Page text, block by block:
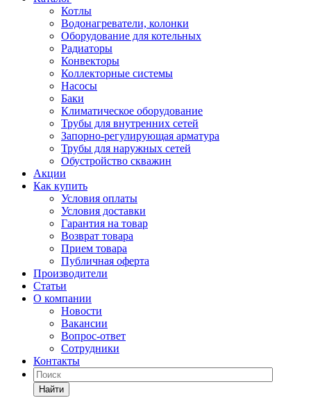
Котлы
Водонагреватели, колонки
Оборудование для котельных
Радиаторы
Конвекторы
Коллекторные системы
Насосы
Баки
Климатическое оборудование
Трубы для внутренних сетей
Запорно-регулирующая арматура
Трубы для наружных сетей
Обустройство скважин
Акции
Как купить
Условия оплаты
Условия доставки
Гарантия на товар
Возврат товара
Прием товара
Публичная оферта
Производители
Статьи
О компании
Новости
Вакансии
Вопрос-ответ
Сотрудники
Контакты
Найти